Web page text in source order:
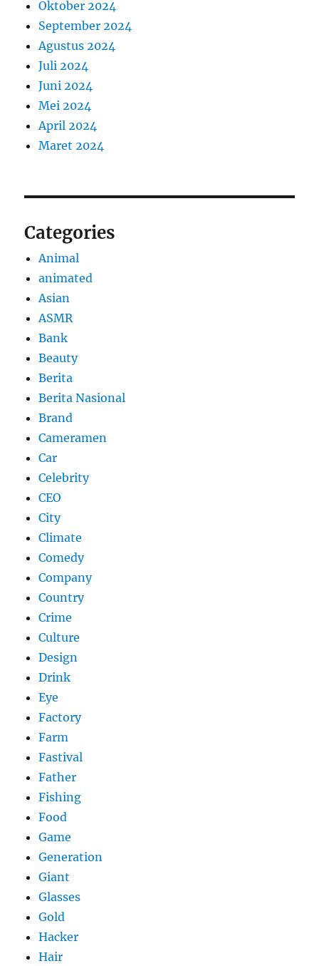
Oktober 2024
September 2024
Agustus 2024
Juli 2024
Juni 2024
Mei 2024
April 2024
Maret 2024
Categories
Animal
animated
Asian
ASMR
Bank
Beauty
Berita
Berita Nasional
Brand
Cameramen
Car
Celebrity
CEO
City
Climate
Comedy
Company
Country
Crime
Culture
Design
Drink
Eye
Factory
Farm
Fastival
Father
Fishing
Food
Game
Generation
Giant
Glasses
Gold
Hacker
Hair